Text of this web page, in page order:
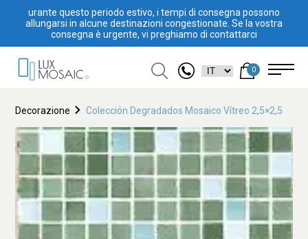
urante questo periodo estivo, i tempi di consegna possono
allungarsi in alcune destinazioni congestionate. Se la vostra
consegna è urgente, vi preghiamo di contattarci
0
Decorazione Colección Degradados Mosaico Vítreo 2,5×2,5